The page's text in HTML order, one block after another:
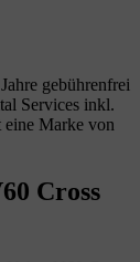
gebührenfrei
Services inkl.
Marke von
Cross